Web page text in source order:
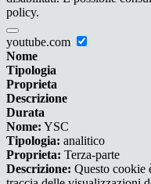
policy.
youtube.com
Nome
Tipologia
Proprieta
Descrizione
Durata
Nome: YSC
Tipologia: analitico
Proprieta: Terza-parte
Descrizione: Questo cookie